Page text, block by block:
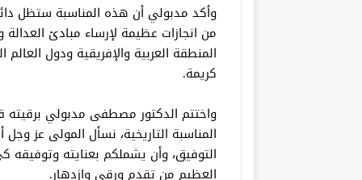
وأكد مدبولي أن هذه المناسبة ستظل
من انجازات عظيمة لإرساء مبادئ
المنطقة العربية والإفريقية ودول
كريمة.
واختتم الدكتور مصطفى مدبولي برقيته
المناسبة التاريخية، نسأل المولى عز
التوفيق، وأن يشملكم بعنايته
العظيم من تقدم ورقي وازدهار.